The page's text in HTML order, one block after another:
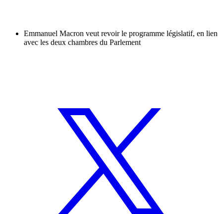
Emmanuel Macron veut revoir le programme législatif, en lien
avec les deux chambres du Parlement